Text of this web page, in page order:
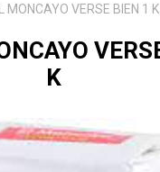
MONCAYO VERSE BIEN 1 K
K